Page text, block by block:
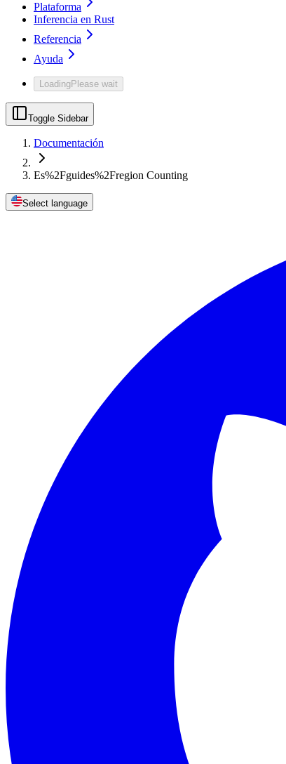
Plataforma
Inferencia en Rust
Referencia
Ayuda
LoadingPlease wait
Toggle Sidebar
Documentación
Es%2Fguides%2Fregion Counting
Select language